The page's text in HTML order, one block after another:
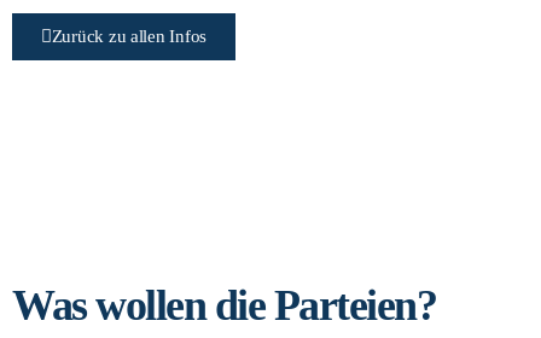
Zurück zu allen Infos
Was wollen die Parteien?